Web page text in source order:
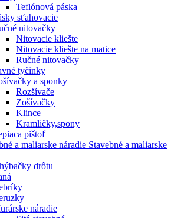
Teflónová páska
sťahovacie
nitovačky
Nitovacie kliešte
Nitovacie kliešte na matice
Ručné nitovačky
tyčinky
a sponky
Rozšívače
Zošívačky
Klince
Kramličky,spony
pištoľ
Stavebné a maliarske
drôtu
náradie